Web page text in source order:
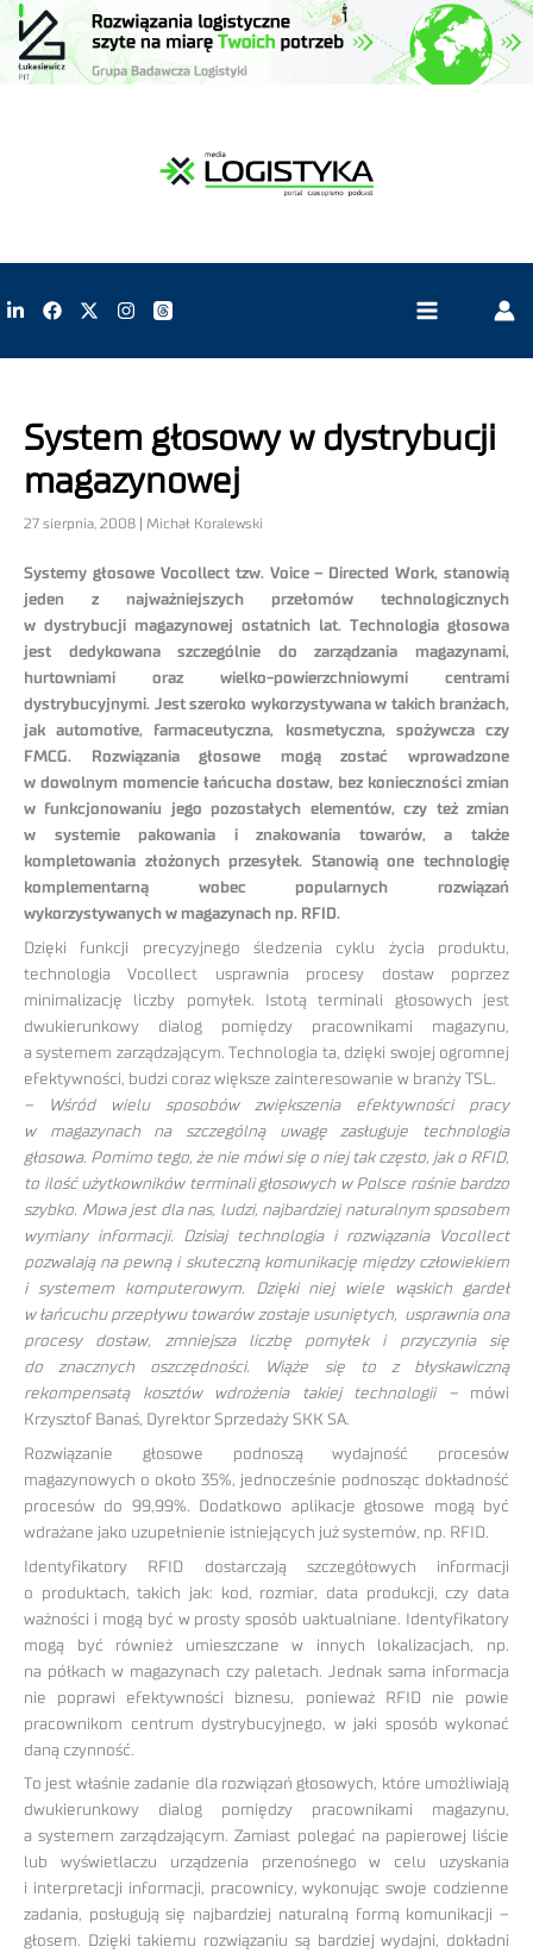
System głosowy w dystrybucji
magazynowej
27 sierpnia, 2008 | Michał Koralewski
Systemy głosowe Vocollect tzw. Voice – Directed Work, stanowią
jeden z najważniejszych przełomów technologicznych
w dystrybucji magazynowej ostatnich lat. Technologia głosowa
jest dedykowana szczególnie do zarządzania magazynami,
hurtowniami oraz wielko-powierzchniowymi centrami
dystrybucyjnymi. Jest szeroko wykorzystywana w takich branżach,
jak automotive, farmaceutyczna, kosmetyczna, spożywcza czy
FMCG. Rozwiązania głosowe mogą zostać wprowadzone
w dowolnym momencie łańcucha dostaw, bez konieczności zmian
w funkcjonowaniu jego pozostałych elementów, czy też zmian
w systemie pakowania i znakowania towarów, a także
kompletowania złożonych przesyłek. Stanowią one technologię
komplementarną wobec popularnych rozwiązań
wykorzystywanych w magazynach np. RFID.
Dzięki funkcji precyzyjnego śledzenia cyklu życia produktu,
technologia Vocollect usprawnia procesy dostaw poprzez
minimalizację liczby pomyłek. Istotą terminali głosowych jest
dwukierunkowy dialog pomiędzy pracownikami magazynu,
a systemem zarządzającym. Technologia ta, dzięki swojej ogromnej
efektywności, budzi coraz większe zainteresowanie w branży TSL.
– Wśród wielu sposobów zwiększenia efektywności pracy
w magazynach na szczególną uwagę zasługuje technologia
głosowa. Pomimo tego, że nie mówi się o niej tak często, jak o RFID,
to ilość użytkowników terminali głosowych w Polsce rośnie bardzo
szybko. Mowa jest dla nas, ludzi, najbardziej naturalnym sposobem
wymiany informacji. Dzisiaj technologia i rozwiązania Vocollect
pozwalają na pewną i skuteczną komunikację między człowiekiem
i systemem komputerowym. Dzięki niej wiele wąskich gardeł
w łańcuchu przepływu towarów zostaje usuniętych, usprawnia ona
procesy dostaw, zmniejsza liczbę pomyłek i przyczynia się
do znacznych oszczędności. Wiąże się to z błyskawiczną
rekompensatą kosztów wdrożenia takiej technologii –mówi
Krzysztof Banaś, Dyrektor Sprzedaży SKK SA.
Rozwiązanie głosowe podnoszą wydajność procesów
magazynowych o około 35%, jednocześnie podnosząc dokładność
procesów do 99,99%. Dodatkowo aplikacje głosowe mogą być
wdrażane jako uzupełnienie istniejących już systemów, np. RFID.
Identyfikatory RFID dostarczają szczegółowych informacji
o produktach, takich jak: kod, rozmiar, data produkcji, czy data
ważności i mogą być w prosty sposób uaktualniane. Identyfikatory
mogą być również umieszczane w innych lokalizacjach, np.
na półkach w magazynach czy paletach. Jednak sama informacja
nie poprawi efektywności biznesu, ponieważ RFID nie powie
pracownikom centrum dystrybucyjnego, w jaki sposób wykonać
daną czynność.
To jest właśnie zadanie dla rozwiązań głosowych, które umożliwiają
dwukierunkowy dialog pomiędzy pracownikami magazynu,
a systemem zarządzającym. Zamiast polegać na papierowej liście
lub wyświetlaczu urządzenia przenośnego w celu uzyskania
i interpretacji informacji, pracownicy, wykonując swoje codzienne
zadania, posługują się najbardziej naturalną formą komunikacji –
głosem. Dzięki takiemu rozwiązaniu są bardziej wydajni, dokładni